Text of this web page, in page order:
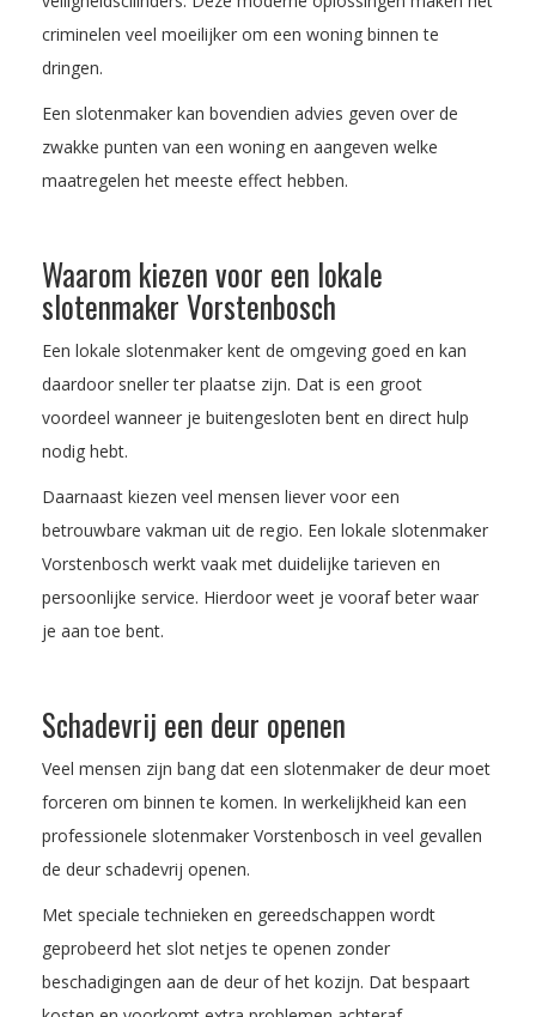
criminelen veel moeilijker om een woning binnen te
dringen.
Een slotenmaker kan bovendien advies geven over de
zwakke punten van een woning en aangeven welke
maatregelen het meeste effect hebben.
Waarom kiezen voor een lokale
slotenmaker Vorstenbosch
Een lokale slotenmaker kent de omgeving goed en kan
daardoor sneller ter plaatse zijn. Dat is een groot
voordeel wanneer je buitengesloten bent en direct hulp
nodig hebt.
Daarnaast kiezen veel mensen liever voor een
betrouwbare vakman uit de regio. Een lokale slotenmaker
Vorstenbosch werkt vaak met duidelijke tarieven en
persoonlijke service. Hierdoor weet je vooraf beter waar
je aan toe bent.
Schadevrij een deur openen
Veel mensen zijn bang dat een slotenmaker de deur moet
forceren om binnen te komen. In werkelijkheid kan een
professionele slotenmaker Vorstenbosch in veel gevallen
de deur schadevrij openen.
Met speciale technieken en gereedschappen wordt
geprobeerd het slot netjes te openen zonder
beschadigingen aan de deur of het kozijn. Dat bespaart